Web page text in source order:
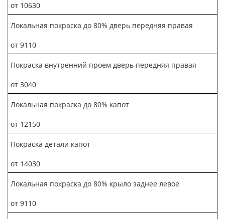
от 10630
Локальная покраска до 80% дверь передняя правая
от 9110
Покраска внутренний проем дверь передняя правая
от 3040
Локальная покраска до 80% капот
от 12150
Покраска детали капот
от 14030
Локальная покраска до 80% крыло заднее левое
от 9110